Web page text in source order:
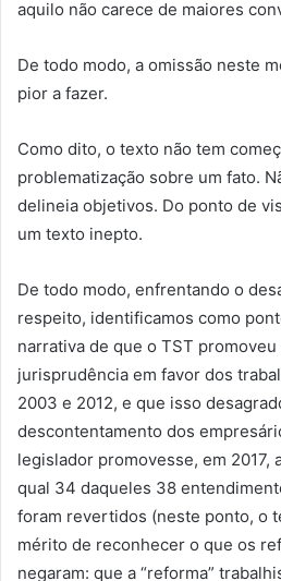
aquilo não carece de maiores
De todo modo, a omissão neste
pior a fazer.
Como dito, o texto não tem
problematização sobre um fato.
delineia objetivos. Do ponto de
um texto inepto.
De todo modo, enfrentando o
respeito, identificamos como
narrativa de que o TST
jurisprudência em favor dos
2003 e 2012, e que isso
descontentamento dos
legislador promovesse, em 2017,
qual 34 daqueles 38
foram revertidos (neste ponto, o
mérito de reconhecer o que os
negaram: que a “reforma”